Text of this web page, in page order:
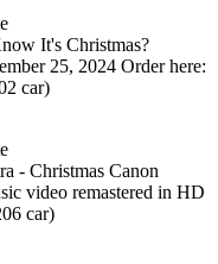
It's Christmas?
25, 2024 Order here:
car)
- Christmas Canon
video remastered in HD
car)